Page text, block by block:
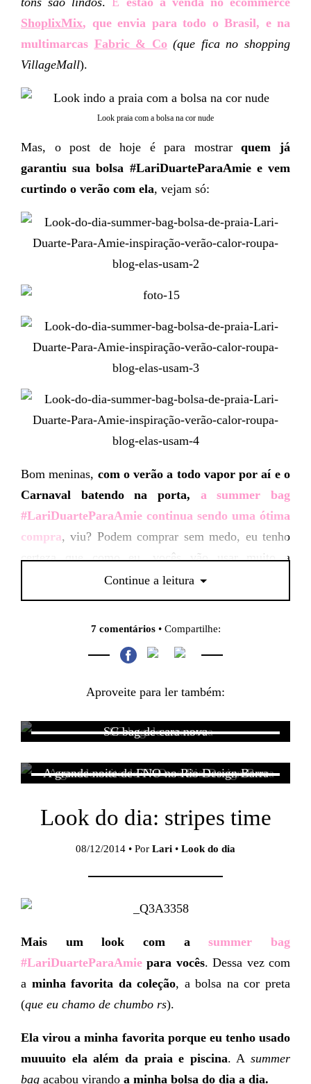
ShoplixMix, que envia para todo o Brasil, e na
multimarcas Fabric & Co (que fica no shopping
VillageMall).
Look praia com a bolsa na cor nude
Mas, o post de hoje é para mostrarquem já
garantiu sua bolsa #LariDuarteParaAmie e vem
curtindo o verão com ela, vejam só:
Bom meninas, com o verão a todo vapor por aí e o
Carnaval batendo na porta, a summer bag
#LariDuarteParaAmie continua sendo uma ótima
compra, viu? Podem comprar sem medo, eu tenho
certeza que como eu, vocês vão usar muito a
Continue a leitura
7 comentários• Compartilhe:
Aproveite para ler também:
SC bag de cara nova
A grande noite de FNO no Rio Design Barra
Look do dia: stripes time
08/12/2014 • Por Lari • Look do dia
Mais um look com asummer bag
#LariDuarteParaAmie para vocês. Dessa vez com
a minha favorita da coleção, a bolsa na cor preta
(que eu chamo de chumbo rs).
Ela virou a minha favorita porque eu tenho usado
muuuito ela além da praia e piscina. A summer
bag acabou virando a minha bolsa do dia a dia.